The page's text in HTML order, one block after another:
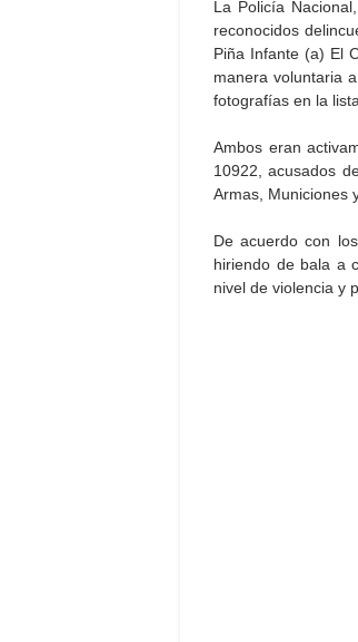
La Policía
reconocidos
Piña Infante (a) El
manera voluntaria
fotografías en la
Ambos eran
10922, acusados
Armas, Municiones
De acuerdo con
hiriendo de bala a
nivel de violencia y